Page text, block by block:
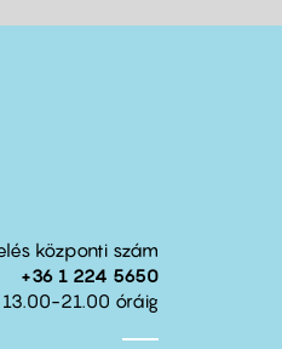
központi szám
+36 1 224 5650
21.00 óráig